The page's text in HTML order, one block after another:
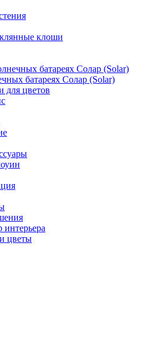
клоши
батареях Солар (Solar)
батареях Солар (Solar)
для цветов
интерьера
цветы